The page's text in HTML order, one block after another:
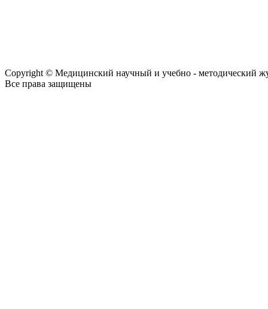
Copyright © Медицинский научный и учебно - методический
Все права защищены